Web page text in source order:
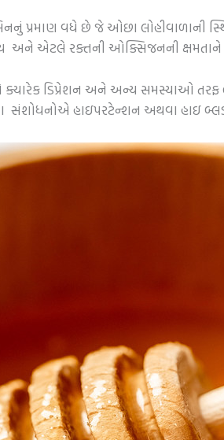
પ્રમાણ વધે છે જે ઓછા
અને એટલે રક્તની ઓક્સિજનની
ડિપ્રેશન અને અન્ય સમસ્યાઓ
હાઇપરટેન્શન અથવા હાઇ બ્લડ